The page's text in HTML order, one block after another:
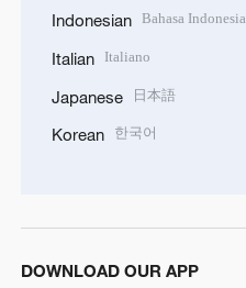
Indonesian Bahasa Indonesia
Italian Italiano
Japanese 日本語
Korean 한국어
DOWNLOAD OUR APP